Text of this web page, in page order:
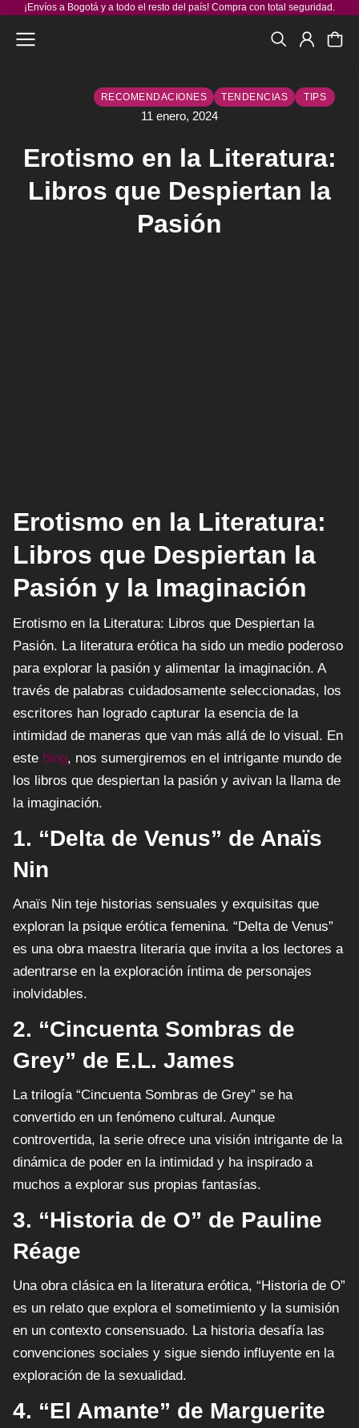
¡Envíos a Bogotá y a todo el resto del país! Compra con total seguridad.
RECOMENDACIONES TENDENCIAS TIPS
11 enero, 2024
Erotismo en la Literatura:
Libros que Despiertan la
Pasión
Erotismo en la Literatura:
Libros que Despiertan la
Pasión y la Imaginación
Erotismo en la Literatura: Libros que Despiertan la
Pasión. La literatura erótica ha sido un medio poderoso
para explorar la pasión y alimentar la imaginación. A
través de palabras cuidadosamente seleccionadas, los
escritores han logrado capturar la esencia de la
intimidad de maneras que van más allá de lo visual. En
este blog, nos sumergiremos en el intrigante mundo de
los libros que despiertan la pasión y avivan la llama de
la imaginación.
1. “Delta de Venus” de Anaïs
Nin
Anaïs Nin teje historias sensuales y exquisitas que
exploran la psique erótica femenina. “Delta de Venus”
es una obra maestra literaria que invita a los lectores a
adentrarse en la exploración íntima de personajes
inolvidables.
2. “Cincuenta Sombras de
Grey” de E.L. James
La trilogía “Cincuenta Sombras de Grey” se ha
convertido en un fenómeno cultural. Aunque
controvertida, la serie ofrece una visión intrigante de la
dinámica de poder en la intimidad y ha inspirado a
muchos a explorar sus propias fantasías.
3. “Historia de O” de Pauline
Réage
Una obra clásica en la literatura erótica, “Historia de O”
es un relato que explora el sometimiento y la sumisión
en un contexto consensuado. La historia desafía las
convenciones sociales y sigue siendo influyente en la
exploración de la sexualidad.
4. “El Amante” de Marguerite